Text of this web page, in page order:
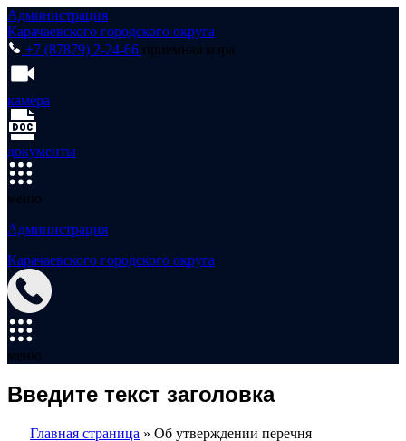
Администрация
Карачаевского городского округа
+7 (87879) 2-24-66 приемная мэра
камера
документы
меню
Администрация
Карачаевского городского округа
меню
Введите текст заголовка
Главная страница » Об утверждении перечня